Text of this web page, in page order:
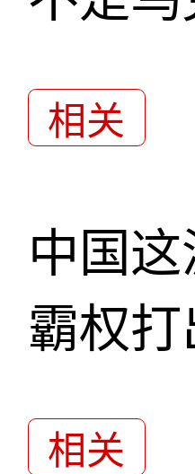
相关
中国
霸权
相关